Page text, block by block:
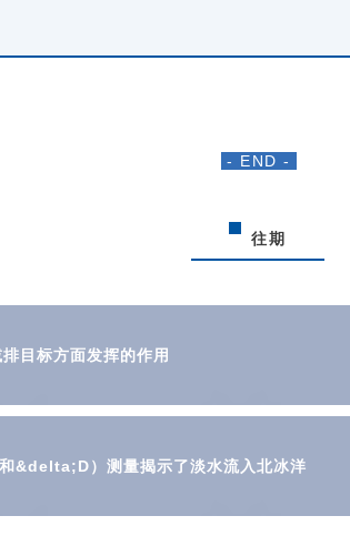
- END -
往期
目标方面发挥的作用
&delta;D）测量揭示了淡水流入北冰洋